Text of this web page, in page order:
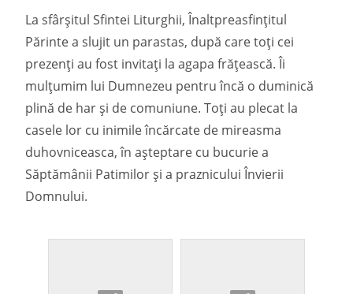
La sfârșitul Sfintei Liturghii, Înaltpreasfințitul
Părinte a slujit un parastas, după care toți cei
prezenți au fost invitați la agapa frățească. Îi
mulțumim lui Dumnezeu pentru încă o duminică
plină de har și de comuniune. Toți au plecat la
casele lor cu inimile încărcate de mireasma
duhovniceasca, în așteptare cu bucurie a
Săptămânii Patimilor și a praznicului Învierii
Domnului.